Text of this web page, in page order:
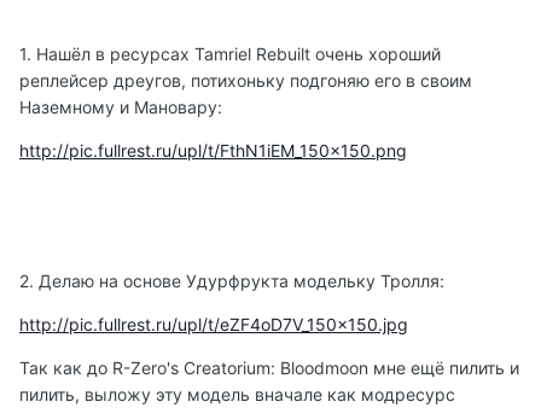
1. Нашёл в ресурсах Tamriel Rebuilt очень хороший
реплейсер дреугов, потихоньку подгоняю его в своим
Наземному и Мановару:
http://pic.fullrest.ru/upl/t/FthN1iEM_150x150.png
2. Делаю на основе Удурфрукта модельку Тролля:
http://pic.fullrest.ru/upl/t/eZF4oD7V_150x150.jpg
Так как до R-Zero's Creatorium: Bloodmoon мне ещё пилить и
пилить, выложу эту модель вначале как модресурс